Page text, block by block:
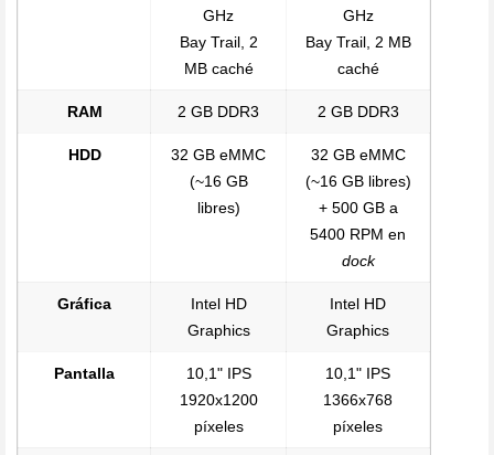
GHz
Bay Trail, 2
MB caché
GHz
Bay Trail, 2 MB
caché
RAM 2 GB DDR3 2 GB DDR3
HDD
32 GB eMMC
(~16 GB
libres)
32 GB eMMC
(~16 GB libres)
+ 500 GB a
5400 RPM en
dock
Gráfica
Intel HD
Graphics
Intel HD
Graphics
Pantalla
10,1" IPS
1920x1200
píxeles
10,1" IPS
1366x768
píxeles